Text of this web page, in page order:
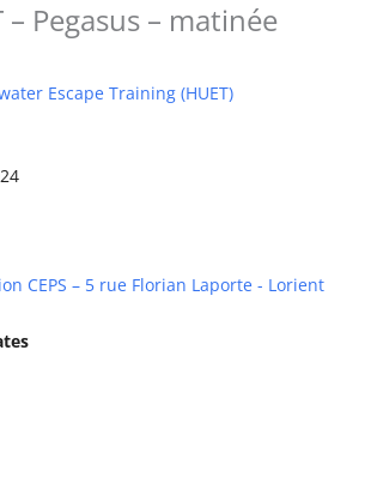
– Pegasus – matinée
Escape Training (HUET)
CEPS – 5 rue Florian Laporte - Lorient